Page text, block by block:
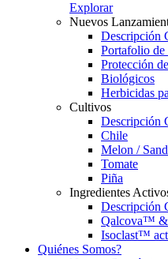
Explorar
Nuevos
Descripción
Portafolio de
Protección
Biológicos
Herbicidas
Cultivos
Descripción
Chile
Melon /
Tomate
Piña
Ingredientes
Descripción
Qalcova™
Isoclast™
Quiénes Somos?